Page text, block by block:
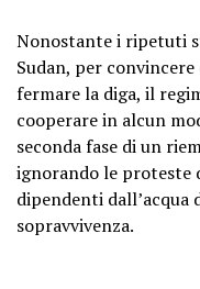
Nonostante i ripetuti
Sudan, per
fermare la diga, il
cooperare in alcun
seconda fase di un
ignorando le proteste
dipendenti
sopravvivenza.